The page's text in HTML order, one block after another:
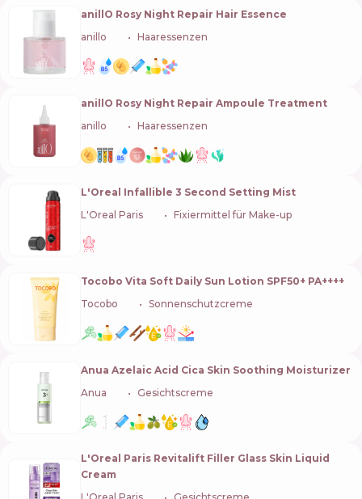
anillO Rosy Night Repair Hair Essence
anillo
Haaressenzen
anillO Rosy Night Repair Ampoule Treatment
anillo
Haaressenzen
L'Oreal Infallible 3 Second Setting Mist
L'Oreal Paris
Fixiermittel für Make-up
Tocobo Vita Soft Daily Sun Lotion SPF50+ PA++++
Tocobo
Sonnenschutzcreme
Anua Azelaic Acid Cica Skin Soothing Moisturizer
Anua
Gesichtscreme
L'Oreal Paris Revitalift Filler Glass Skin Liquid
Cream